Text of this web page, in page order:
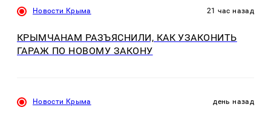
Новости Крыма 21 час назад
КРЫМЧАНАМ РАЗЪЯСНИЛИ, КАК УЗАКОНИТЬ
ГАРАЖ ПО НОВОМУ ЗАКОНУ
Новости Крыма день назад